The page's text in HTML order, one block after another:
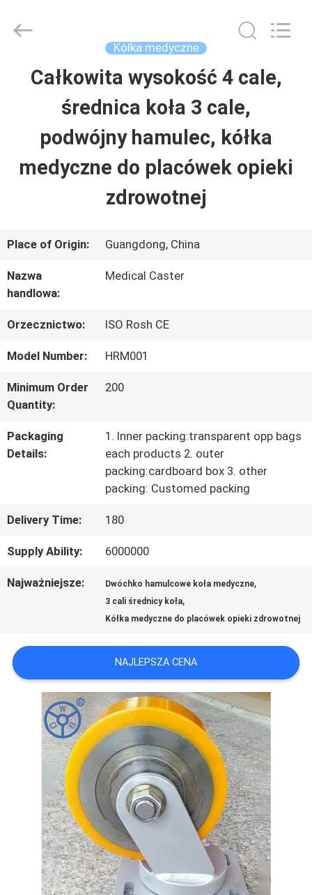
DOM
PRODUKTY
FILMY
JAKOŚCI
SKONTAKTUJ
SIĘ
Z
NAMI
POPROSIĆ
O
WYCENĘ
SITEMAP
PRIVACY
POLICY
Ylcaster
Metal
Kółka medyczne
Całkowita wysokość 4 cale,
średnica koła 3 cale,
podwójny hamulec, kółka
medyczne do placówek opieki
zdrowotnej
Place of Origin: Guangdong, China
Nazwa
handlowa:
Medical Caster
Orzecznictwo: ISO Rosh CE
Model Number: HRM001
Minimum Order
Quantity:
200
Packaging
Details:
1. Inner packing:transparent opp bags
each products 2. outer
packing:cardboard box 3. other
packing: Customed packing
Delivery Time: 180
Supply Ability: 6000000
Najważniejsze: Dwóchko hamulcowe koła medyczne,
3 cali średnicy koła,
Kółka medyczne do placówek opieki zdrowotnej
NAJLEPSZA CENA